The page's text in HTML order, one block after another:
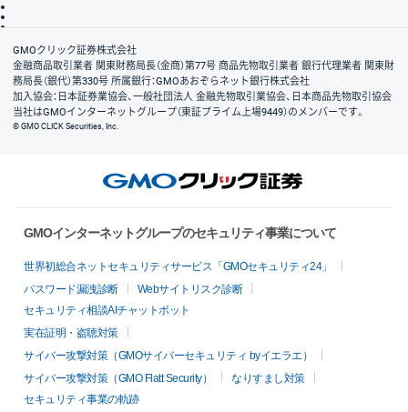
会社案内
GMOクリック証券株式会社
金融商品取引業者 関東財務局長（金商）第77号 商品先物取引業者 銀行代理業者 関東財
務局長（銀代）第330号 所属銀行：GMOあおぞらネット銀行株式会社
加入協会：日本証券業協会、一般社団法人 金融先物取引業協会、日本商品先物取引協会
当社はGMOインターネットグループ（東証プライム上場9449）のメンバーです。
© GMO CLICK Securities, Inc.
GMOインターネットグループのセキュリティ事業について
世界初総合ネットセキュリティサービス「GMOセキュリティ24」
パスワード漏洩診断
Webサイトリスク診断
セキュリティ相談AIチャットボット
実在証明・盗聴対策
サイバー攻撃対策（GMOサイバーセキュリティ byイエラエ）
サイバー攻撃対策（GMO Flatt Security）
なりすまし対策
セキュリティ事業の軌跡